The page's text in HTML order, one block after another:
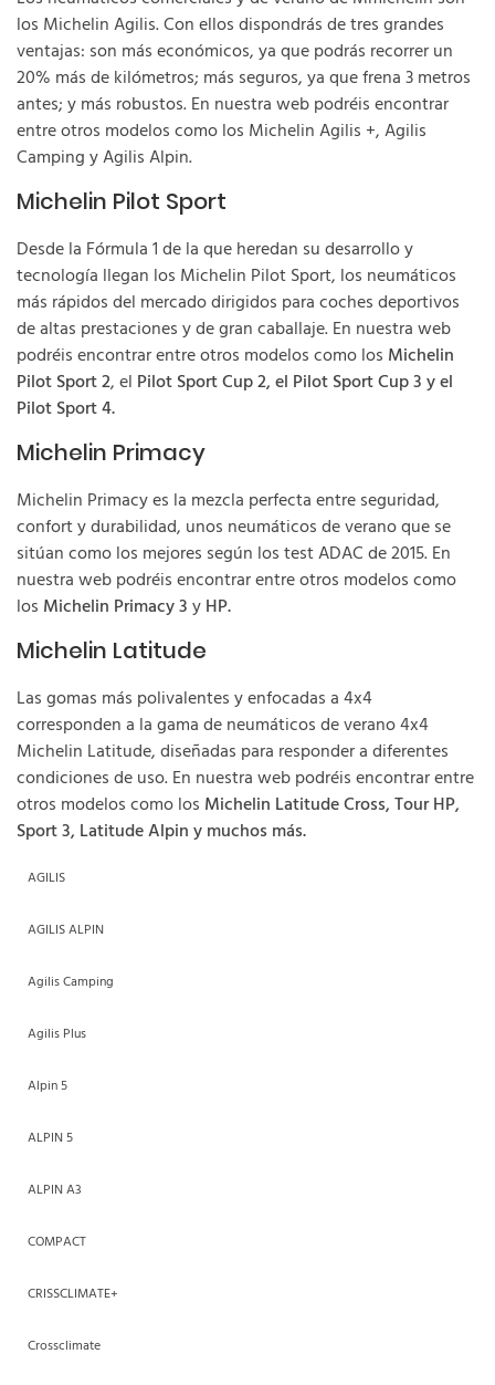
los Michelin Agilis. Con ellos dispondrás de tres grandes
ventajas: son más económicos, ya que podrás recorrer un
20% más de kilómetros; más seguros, ya que frena 3 metros
antes; y más robustos. En nuestra web podréis encontrar
entre otros modelos como los Michelin Agilis +, Agilis
Camping y Agilis Alpin.
Michelin Pilot Sport
Desde la Fórmula 1 de la que heredan su desarrollo y
tecnología llegan los Michelin Pilot Sport, los neumáticos
más rápidos del mercado dirigidos para coches deportivos
de altas prestaciones y de gran caballaje. En nuestra web
podréis encontrar entre otros modelos como los Michelin
Pilot Sport 2, el Pilot Sport Cup 2, el Pilot Sport Cup 3 y el
Pilot Sport 4.
Michelin Primacy
Michelin Primacy es la mezcla perfecta entre seguridad,
confort y durabilidad, unos neumáticos de verano que se
sitúan como los mejores según los test ADAC de 2015. En
nuestra web podréis encontrar entre otros modelos como
los Michelin Primacy 3yHP.
Michelin Latitude
Las gomas más polivalentes y enfocadas a 4x4
corresponden a la gama de neumáticos de verano 4x4
Michelin Latitude, diseñadas para responder a diferentes
condiciones de uso. En nuestra web podréis encontrar entre
otros modelos como los Michelin Latitude Cross, Tour HP,
Sport 3, Latitude Alpin y muchos más.
AGILIS
AGILIS ALPIN
Agilis Camping
Agilis Plus
Alpin 5
ALPIN 5
ALPIN A3
COMPACT
CRISSCLIMATE+
Crossclimate